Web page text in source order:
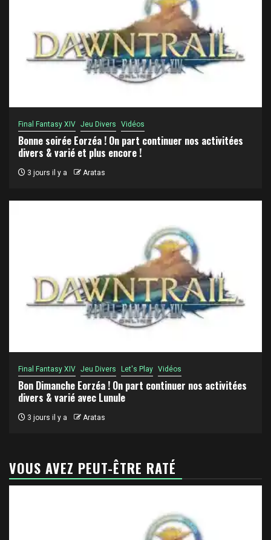
Final Fantasy XIV Jeu Divers Vidéos
Bonne soirée Eorzéa ! On part continuer nos activitées
divers & varié et plus encore !
3 jours il y a Aratas
Final Fantasy XIV Jeu Divers Let's Play Vidéos
Bon Dimanche Eorzéa ! On part continuer nos activitées
divers & varié avec Lunule
3 jours il y a Aratas
VOUS AVEZ PEUT-ÊTRE RATÉ